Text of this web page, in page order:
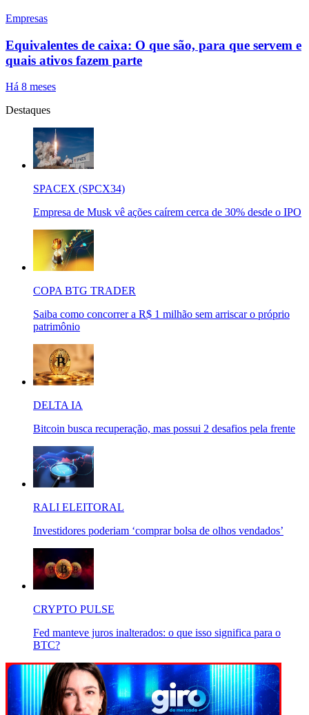
Empresas
Equivalentes de caixa: O que são, para que servem e
quais ativos fazem parte
Há 8 meses
Destaques
SPACEX (SPCX34)
Empresa de Musk vê ações caírem cerca de 30% desde o IPO
COPA BTG TRADER
Saiba como concorrer a R$ 1 milhão sem arriscar o próprio
patrimônio
DELTA IA
Bitcoin busca recuperação, mas possui 2 desafios pela frente
RALI ELEITORAL
Investidores poderiam ‘comprar bolsa de olhos vendados’
CRYPTO PULSE
Fed manteve juros inalterados: o que isso significa para o
BTC?